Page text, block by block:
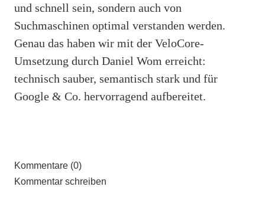
und schnell sein, sondern auch von
Suchmaschinen optimal verstanden werden.
Genau das haben wir mit der VeloCore-
Umsetzung durch Daniel Wom erreicht:
technisch sauber, semantisch stark und für
Google & Co. hervorragend aufbereitet.
Kommentare (0)
Kommentar schreiben